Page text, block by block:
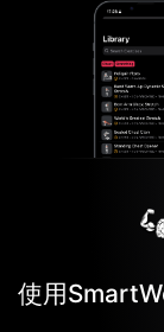
使用